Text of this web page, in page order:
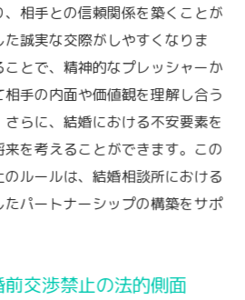
相手との信頼関係を築くことが
誠実な交際がしやすくなりま
とで、精神的なプレッシャーか
手の内面や価値観を理解し合う
らに、結婚における不安要素を
を考えることができます。この
ルールは、結婚相談所における
パートナーシップの構築をサポ
交渉禁止の法的側面